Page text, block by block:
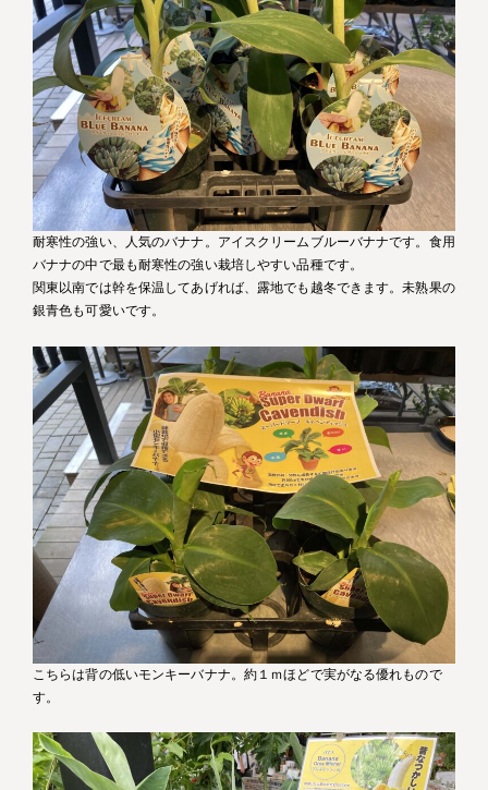
耐寒性の強い、人気のバナナ。アイスクリームブルーバナナです。食用
バナナの中で最も耐寒性の強い栽培しやすい品種です。
関東以南では幹を保温してあげれば、露地でも越冬できます。未熟果の
銀青色も可愛いです。
こちらは背の低いモンキーバナナ。約１ｍほどで実がなる優れもので
す。